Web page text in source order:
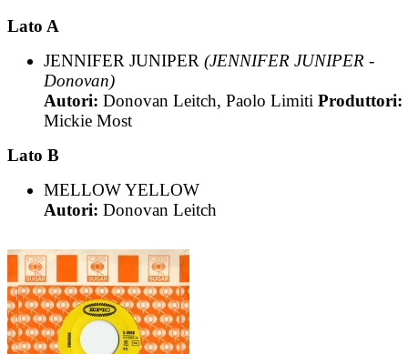
Lato A
JENNIFER JUNIPER (JENNIFER JUNIPER -
Donovan)
Autori: Donovan Leitch, Paolo Limiti Produttori:
Mickie Most
Lato B
MELLOW YELLOW
Autori: Donovan Leitch